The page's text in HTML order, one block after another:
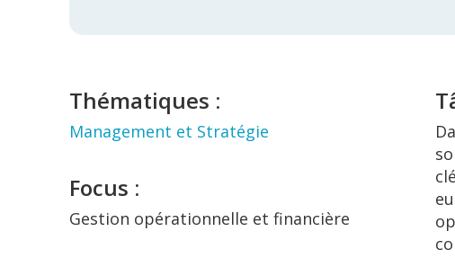
Thématiques :
Management et Stratégie
Focus :
Gestion opérationnelle et financière